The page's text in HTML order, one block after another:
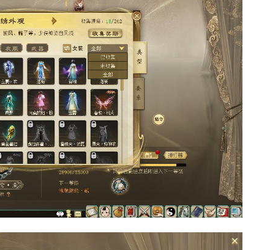
下已收集和未收集的全部外观信息。外观无论是否收集，
为游戏实际体验的1.5倍。